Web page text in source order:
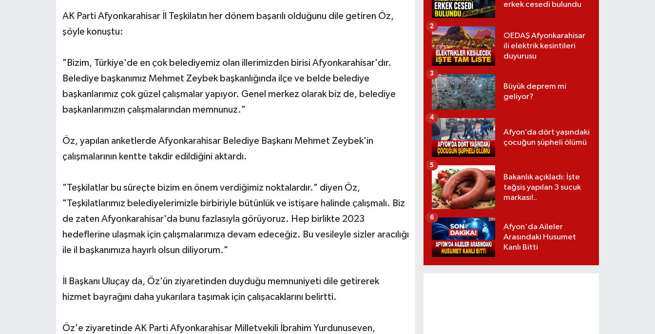
AK Parti Afyonkarahisar İl Teşkilatın her dönem başarılı olduğunu dile getiren Öz,
şöyle konuştu:
"Bizim, Türkiye'de en çok belediyemiz olan illerimizden birisi Afyonkarahisar'dır.
Belediye başkanımız Mehmet Zeybek başkanlığında ilçe ve belde belediye
başkanlarımız çok güzel çalışmalar yapıyor. Genel merkez olarak biz de, belediye
başkanlarımızın çalışmalarından memnunuz."
Öz, yapılan anketlerde Afyonkarahisar Belediye Başkanı Mehmet Zeybek'in
çalışmalarının kentte takdir edildiğini aktardı.
"Teşkilatlar bu süreçte bizim en önem verdiğimiz noktalardır." diyen Öz,
"Teşkilatlarımız belediyelerimizle birbiriyle bütünlük ve istişare halinde çalışmalı. Biz
de zaten Afyonkarahisar'da bunu fazlasıyla görüyoruz. Hep birlikte 2023
hedeflerine ulaşmak için çalışmalarımıza devam edeceğiz. Bu vesileyle sizler aracılığı
ile il başkanımıza hayırlı olsun diliyorum."
İl Başkanı Uluçay da, Öz'ün ziyaretinden duyduğu memnuniyeti dile getirerek
hizmet bayrağını daha yukarılara taşımak için çalışacaklarını belirtti.
Öz'e ziyaretinde AK Parti Afyonkarahisar Milletvekili İbrahim Yurdunuseven,
erkek cesedi bulundu
OEDAŞ Afyonkarahisar
ili elektrik kesintileri
duyurusu
2
Büyük deprem mi
geliyor?
3
Afyon’da dört yaşındaki
çocuğun şüpheli ölümü
4
Bakanlık açıkladı: İşte
tağşiş yapılan 3 sucuk
markası!..
5
Afyon'da Aileler
Arasındaki Husumet
Kanlı Bitti
6